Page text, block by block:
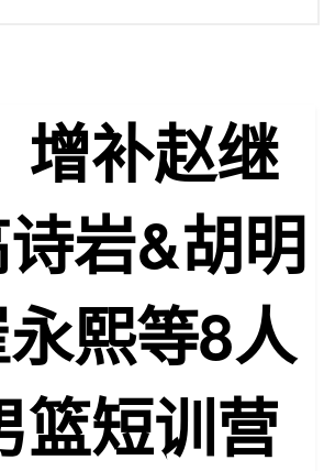
增补赵继
岩&胡明
熙等8人
篮短训营